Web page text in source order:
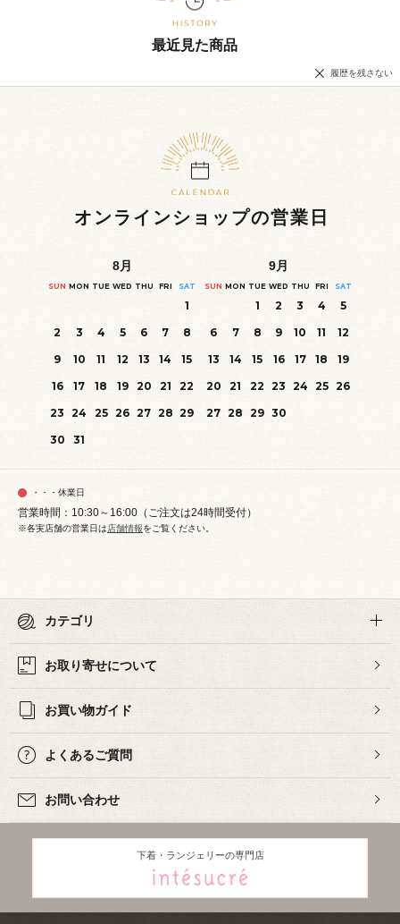
最近見た商品
履歴を残さない
オンラインショップの営業日
8月
SUN MON TUE WED THU FRI SAT
1
2
3 4 5 6 7
8
9
10 11 12 13 14
15
16
17 18 19 20 21
22
23 24 25 26 27 28 29
30
31
9月
SUN MON TUE WED THU FRI SAT
1 2 3 4
5
6
7 8 9 10 11
12
13
14 15 16 17 18
19
20
21 22 23 24 25 26
27 28 29 30
・・・休業日
営業時間：10:30～16:00（ご注文は24時間受付）
※各実店舗の営業日は店舗情報をご覧ください。
カテゴリ
お取り寄せについて
お買い物ガイド
よくあるご質問
お問い合わせ
下着・ランジェリーの専門店